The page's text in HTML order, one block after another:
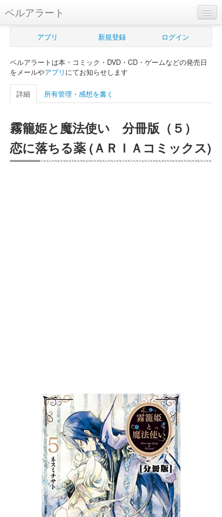
ベルアラート
ベルアラートとは
新規登録
ログイン
購入管理
Myシェルフ
アプリ 新規登録 ログイン
ベルアラートは本・コミック・DVD・CD・ゲームなどの発売日
をメールやアプリ にてお知らせします
詳細 所有管理・感想を書く
霧籠姫と魔法使い 分冊版（５）
恋に落ちる薬 (ＡＲＩＡコミックス)